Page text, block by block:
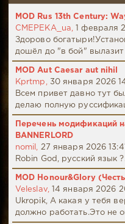
MOD Rus 13th Century:
CMEPEKA_ua,
1 февраля
Здорово
дошёл до "в бой" вылазит
MOD Aut Caesar aut nihil
Kprtmp,
30 января 2026
Всем привет давно тут
делаю полную
Перечень модификаций
BANNERLORD
nomil,
27 января 2026 13:41
Robin God, русский язык
MOD Honour&Glory
Veleslav,
14 января 2026
Ukropik, А какая у тебя
должно работать.Это не